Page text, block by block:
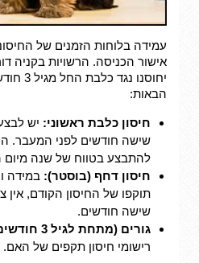
עמידה בלוחות הזמנים של
אישור הכניסה. הרשויות בקניה
יחוסנו
הבאות:
חיסון כלבת ראשוני: יש
שישה חודשים לפני המעבר.
להתבצע בטווח של שנה מיום
חיסון דחף (בוסטר): במידה
תוקפו של החיסון הקודם,
שישה חודשים.
גורים (מתחת לגיל 3 חודשים):
רישומי חיסון תקפים של האם.